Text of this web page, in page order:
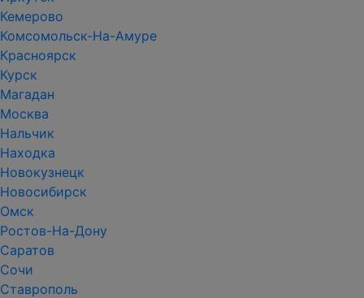
Кемерово
Комсомольск-На-Амуре
Красноярск
Курск
Магадан
Москва
Нальчик
Находка
Новокузнецк
Новосибирск
Омск
Ростов-На-Дону
Саратов
Сочи
Ставрополь